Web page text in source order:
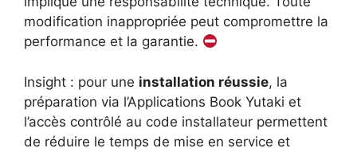
modification inappropriée peut compromettre la
performance et la garantie.
Insight : pour une installation réussie, la
préparation via l’Applications Book Yutaki et
l’accès contrôlé au code installateur permettent
de réduire le temps de mise en service et